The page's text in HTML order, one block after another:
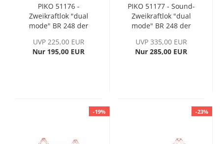
PIKO 51176 -
Zweikraftlok "dual
mode" BR 248 der
UVP 225,00 EUR
Nur 195,00 EUR
PIKO 51177 - Sound-
Zweikraftlok "dual
mode" BR 248 der
PIKO Sound-Decoder
UVP 335,00 EUR
Nur 285,00 EUR
-19% -23%